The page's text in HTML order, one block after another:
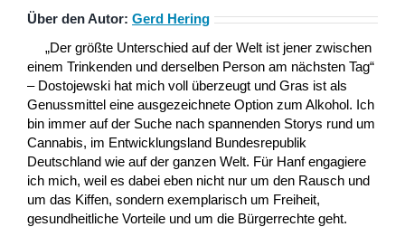
Über den Autor: Gerd Hering
„Der größte Unterschied auf der Welt ist jener zwischen
einem Trinkenden und derselben Person am nächsten Tag“
– Dostojewski hat mich voll überzeugt und Gras ist als
Genussmittel eine ausgezeichnete Option zum Alkohol. Ich
bin immer auf der Suche nach spannenden Storys rund um
Cannabis, im Entwicklungsland Bundesrepublik
Deutschland wie auf der ganzen Welt. Für Hanf engagiere
ich mich, weil es dabei eben nicht nur um den Rausch und
um das Kiffen, sondern exemplarisch um Freiheit,
gesundheitliche Vorteile und um die Bürgerrechte geht.